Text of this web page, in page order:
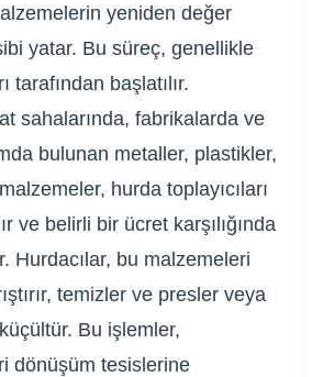
yeniden değer
yatar. Bu süreç, genellikle
tarafından başlatılır.
sahalarında, fabrikalarda ve
bulunan metaller, plastikler,
hurda toplayıcıları
ve belirli bir ücret karşılığında
Hurdacılar, bu malzemeleri
temizler ve presler veya
Bu işlemler,
dönüşüm tesislerine